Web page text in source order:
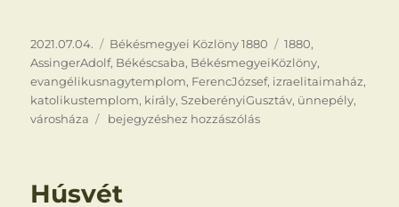
Közzétéve
2021.07.04. Kategória
Békésmegyei Közlöny 1880 Címke
1880,
AssingerAdolf, Békéscsaba, BékésmegyeiKözlöny,
evangélikusnagytemplom, FerencJózsef, izraelitaimaház,
katolikustemplom, király,SzeberényiGusztáv, ünnepély,
városháza
Ünnepély
bejegyzéshez hozzászólás
Húsvét